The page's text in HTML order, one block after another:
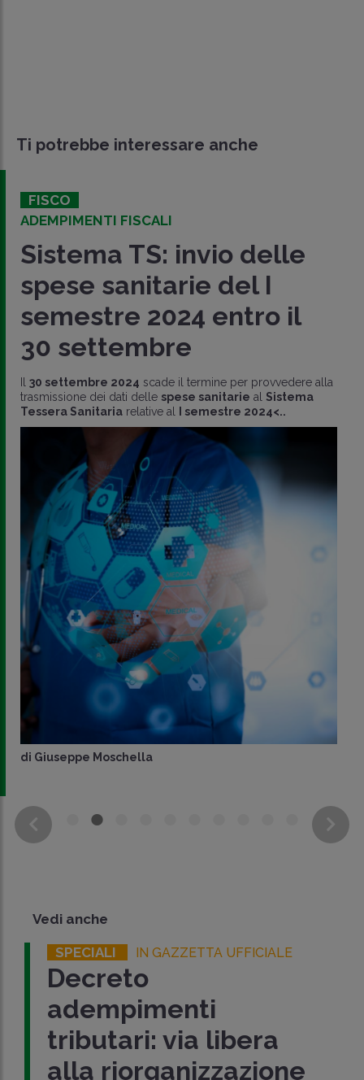
Ti potrebbe interessare anche
FISCO
ADEMPIMENTI FISCALI
Sistema TS: invio delle
spese sanitarie del I
semestre 2024 entro il
30 settembre
Il 30 settembre 2024 scade il termine per provvedere alla
trasmissione dei dati delle spese sanitarie al Sistema
Tessera Sanitaria relative al I semestre 2024<..
di Giuseppe Moschella
Vedi anche
SPECIALI IN GAZZETTA UFFICIALE
Decreto
adempimenti
tributari: via libera
alla riorganizzazione